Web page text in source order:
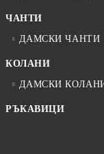
ЧАНТИ
ДАМСКИ ЧАНТИ
КОЛАНИ
ДАМСКИ
РЪКАВИЦИ